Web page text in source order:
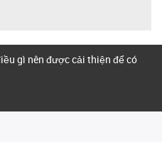
gì nên được cải thiện để có